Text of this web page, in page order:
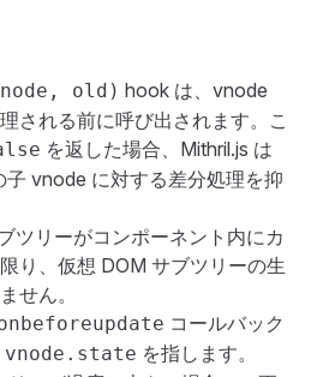
old) hook は、vnode
される前に呼び出されます。こ
を返した場合、Mithril.js は
vnode に対する差分処理を抑
ツリーがコンポーネント内にカ
り、仮想 DOM サブツリーの生
せん。
コールバック
vnode.state を指します。